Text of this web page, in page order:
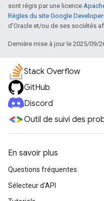
sont régis par une licence
Règles du site Google
d'Oracle et/ou de ses sociétés
Dernière mise à jour le 2025/09/
Stack Overflow
GitHub
Discord
Outil de suivi des
En savoir plus
Questions fréquentes
Sélecteur d'API